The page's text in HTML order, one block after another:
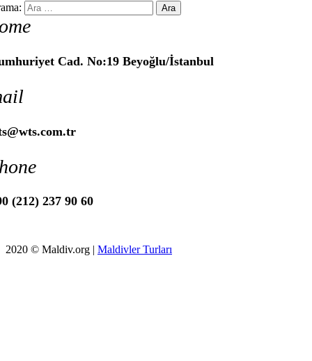
Cad. No:19 Beyoğlu/İstanbul
(212) 237 90 60
2020 © Maldiv.org | Maldivler Turları